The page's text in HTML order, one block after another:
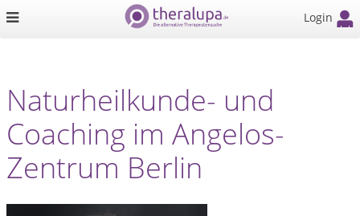
Login
Naturheilkunde- und
Coaching im Angelos-
Zentrum Berlin